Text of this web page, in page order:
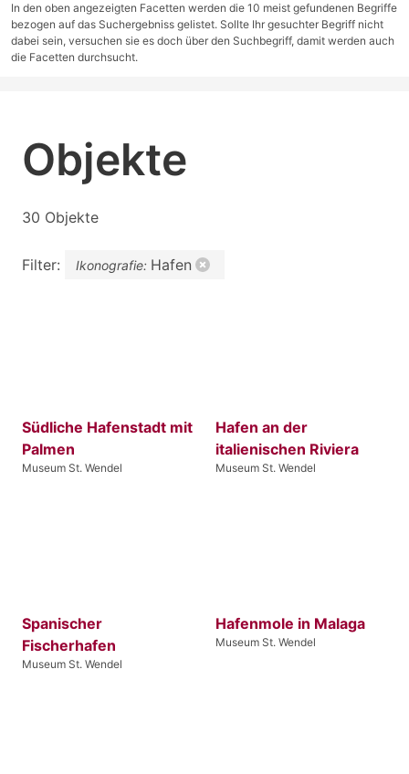
In den oben angezeigten Facetten werden die 10 meist gefundenen Begriffe
bezogen auf das Suchergebniss gelistet. Sollte Ihr gesuchter Begriff nicht
dabei sein, versuchen sie es doch über den Suchbegriff, damit werden auch
die Facetten durchsucht.
Objekte
30 Objekte
Filter: Ikonografie: Hafen
Südliche Hafenstadt mit
Palmen
Museum St. Wendel
Hafen an der
italienischen Riviera
Museum St. Wendel
Spanischer
Fischerhafen
Museum St. Wendel
Hafenmole in Malaga
Museum St. Wendel